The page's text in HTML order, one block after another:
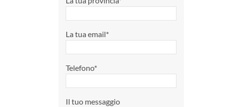
La tua email*
Telefono*
Il tuo messaggio